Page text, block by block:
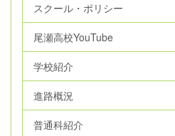
スクール・ポリシー
尾瀬高校YouTube
学校紹介
進路概況
普通科紹介